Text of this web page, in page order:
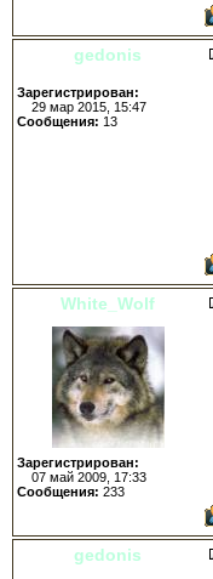
gedonis
Зарегистрирован:
29 мар 2015, 15:47
Сообщения: 13
White_Wolf
Зарегистрирован:
07 май 2009, 17:33
Сообщения: 233
gedonis